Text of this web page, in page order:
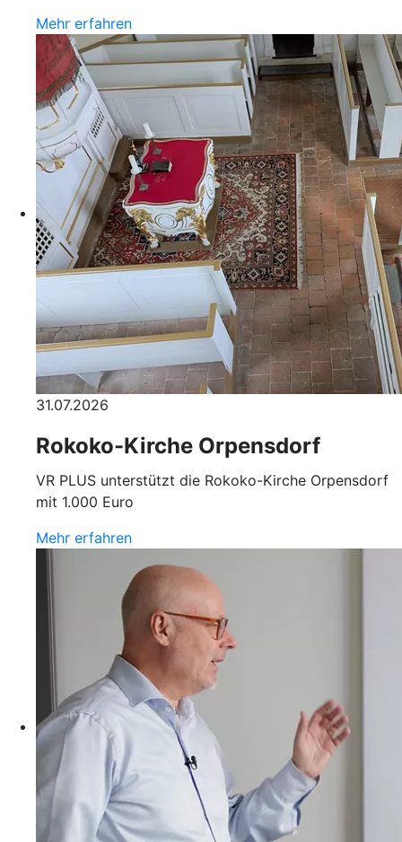
Mehr erfahren
31.07.2026
Rokoko-Kirche Orpensdorf
VR PLUS unterstützt die Rokoko-Kirche Orpensdorf
mit 1.000 Euro
Mehr erfahren